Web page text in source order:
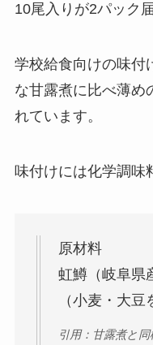
10尾入りが2パック
学校給食向けの味付
な甘露煮に比べ薄め
れています。
味付けには化学調味
原材料
虹鱒（岐阜県
（小麦・大
引用：甘露煮と